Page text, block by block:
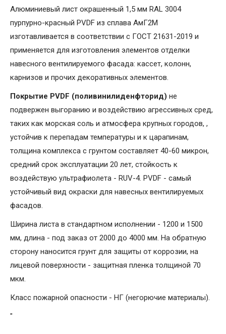
Алюминиевый лист окрашенный 1,5 мм RAL 3004
пурпурно-красный PVDF из сплава АмГ2М
изготавливается в соответствии с ГОСТ 21631-2019 и
применяется для изготовления элементов отделки
навесного вентилируемого фасада: кассет, колонн,
карнизов и прочих декоративных элементов.
Покрытие PVDF (поливинилиденфторид) не
подвержен выгоранию и воздействию агрессивных сред,
таких как морская соль и атмосфера крупных городов, ,
устойчив к перепадам температуры и к царапинам,
толщина комплекса с грунтом составляет 40-60 микрон,
средний срок эксплуатации 20 лет, стойкость к
воздействую ультрафиолета - RUV-4. PVDF - самый
устойчивый вид окраски для навесных вентилируемых
фасадов.
Ширина листа в стандартном исполнении - 1200 и 1500
мм, длина - под заказ от 2000 до 4000 мм. На обратную
сторону наносится грунт для защиты от коррозии, на
лицевой поверхности - защитная пленка толщиной 70
мкм.
Класс пожарной опасности - НГ (негорючие материалы).
"